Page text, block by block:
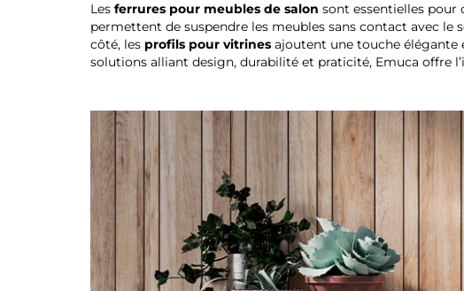
Les ferrures pour meubles de salon sont essentielles pour
permettent de suspendre les meubles sans contact avec le
côté, les profils pour vitrines ajoutent une touche élégante
solutions alliant design, durabilité et praticité, Emuca offre